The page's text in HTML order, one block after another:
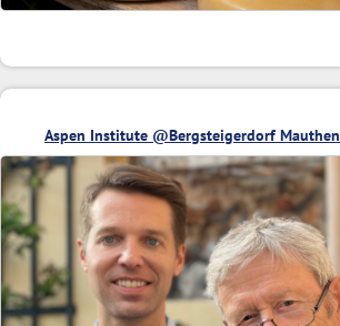
Aspen Institute @Bergsteigerdorf Mauthen